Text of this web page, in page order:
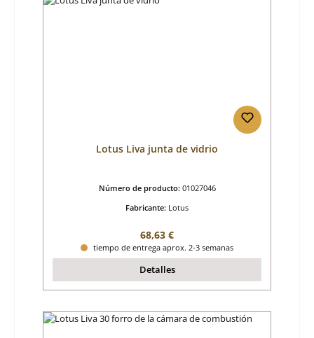
Lotus Liva junta de vidrio
Número de producto: 01027046
Fabricante: Lotus
Precio normal:
68,63 €
tiempo de entrega aprox. 2-3 semanas
Detalles